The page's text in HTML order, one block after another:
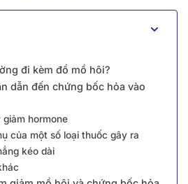
đi kèm đổ mồ hôi?
dẫn đến chứng bốc hỏa vào
giảm hormone
của một số loại thuốc gây ra
kéo dài